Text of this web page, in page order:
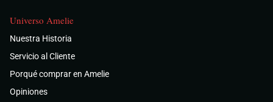
Universo Amelie
Nuestra Historia
Servicio al Cliente
Porqué comprar en Amelie
Opiniones